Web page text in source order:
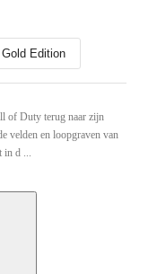
Gold Edition
of Duty terug naar zijn
velden en loopgraven van
in d ...